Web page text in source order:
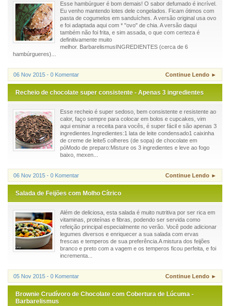
Esse hambúrguer é bom demais! O sabor defumado é incrível.
Eu venho mantendo lotes dele congelados. Ficam ótimos com
pasta de cogumelos em sanduíches. A versão original usa ovo
e foi adaptada aqui com * "ovo" de chia. A versão daqui
também não foi frita, e sim assada, o que com certeza é
definitivamente muito
melhor. BarbarelismusINGREDIENTES (cerca de 6
hambúrgueres)...
06 Nov 2015 - 0 Komentar Continue Lendo ►
Recheio de chocolate super consistente - Apenas 3 ingredientes
Esse recheio é super sedoso, bem consistente e resistente ao
calor, faço sempre para colocar em bolos e cupcakes, vim
aqui ensinar a receita para vocês, é super fácil e são apenas 3
ingredientes.Ingredientes:1 lata de leite condensado1 caixinha
de creme de leite5 colheres (de sopa) de chocolate em
póModo de preparo:Misture os 3 ingredientes e leve ao fogo
baixo, mexen...
06 Nov 2015 - 0 Komentar Continue Lendo ►
Salada de Feijões com Molho Cítrico
Além de deliciosa, esta salada é muito nutritiva por ser rica em
vitaminas, proteínas e fibras, podendo ser servida como
refeição principal especialmente no verão. Você pode adicionar
legumes diversos e enriquecer a sua salada com ervas
frescas e temperos de sua preferência.A mistura dos feijões
branco e preto com a vagem e os temperos ficou perfeita, e foi
incrementa...
05 Nov 2015 - 0 Komentar Continue Lendo ►
Brownie Crudívoro de Chocolate com Cobertura de Lúcuma -
Barbarelismus